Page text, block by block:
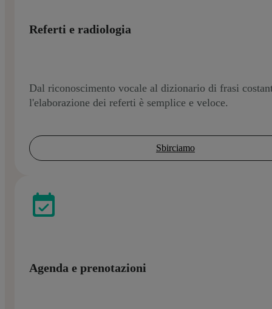
Referti e radiologia
Dal riconoscimento vocale al dizionario di frasi
l'elaborazione dei referti è semplice e veloce.
Sbirciamo
Agenda e prenotazioni